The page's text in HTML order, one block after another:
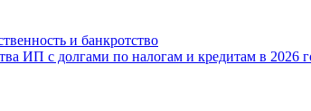
и банкротство
ИП с долгами по налогам и кредитам в 2026